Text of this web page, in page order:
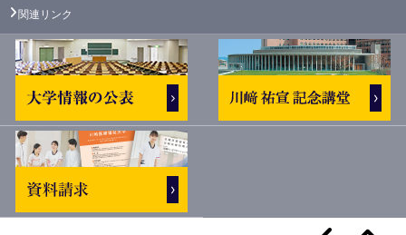
関連リンク